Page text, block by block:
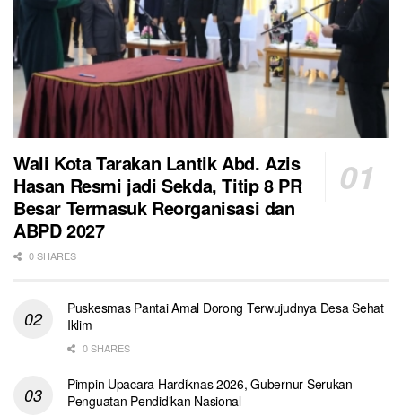
Wali Kota Tarakan Lantik Abd. Azis
Hasan Resmi jadi Sekda, Titip 8 PR
Besar Termasuk Reorganisasi dan
ABPD 2027
0 SHARES
Puskesmas Pantai Amal Dorong Terwujudnya Desa Sehat
Iklim
0 SHARES
Pimpin Upacara Hardiknas 2026, Gubernur Serukan
Penguatan Pendidikan Nasional